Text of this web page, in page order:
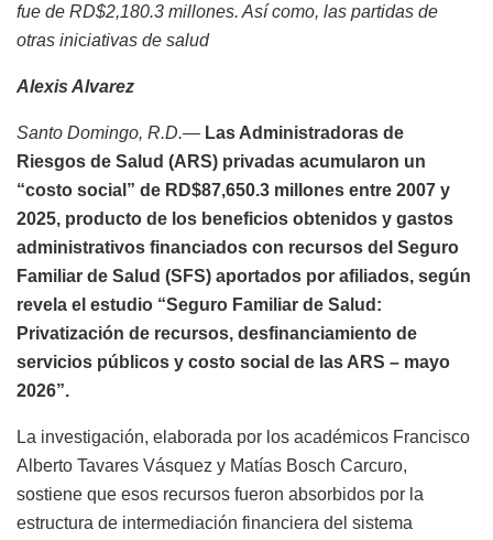
fue de RD$2,180.3 millones. Así como, las partidas de
otras iniciativas de salud
Alexis Alvarez
Santo Domingo, R.D.— Las Administradoras de
Riesgos de Salud (ARS) privadas acumularon un
“costo social” de RD$87,650.3 millones entre 2007 y
2025, producto de los beneficios obtenidos y gastos
administrativos financiados con recursos del Seguro
Familiar de Salud (SFS) aportados por afiliados, según
revela el estudio “Seguro Familiar de Salud:
Privatización de recursos, desfinanciamiento de
servicios públicos y costo social de las ARS – mayo
2026”.
La investigación, elaborada por los académicos Francisco
Alberto Tavares Vásquez y Matías Bosch Carcuro,
sostiene que esos recursos fueron absorbidos por la
estructura de intermediación financiera del sistema